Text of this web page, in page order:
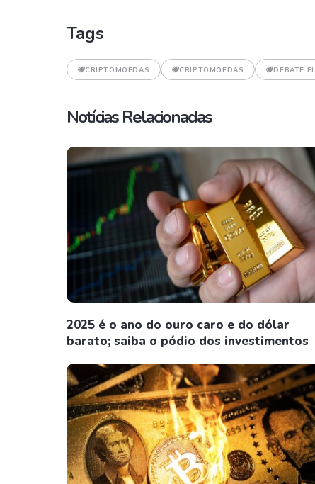
Tags
CRIPTOMOEDAS CRIPTOMOEDAS DEBATE
Notícias Relacionadas
2025 é o ano do ouro caro e do dólar
barato; saiba o pódio dos investimentos